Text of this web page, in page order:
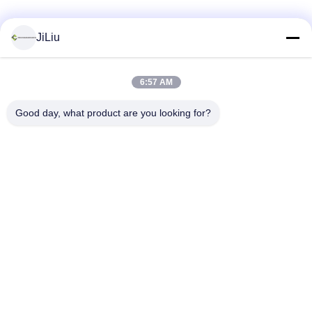
JiLiu
6:57 AM
Good day, what product are you looking for?